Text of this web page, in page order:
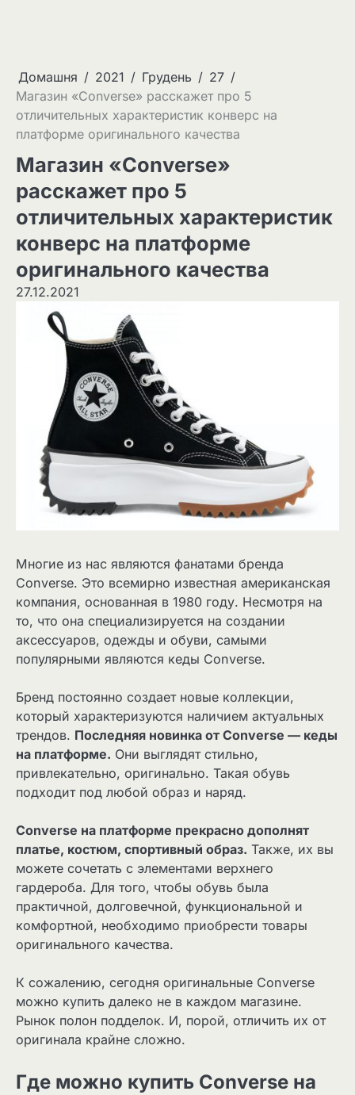
Домашня 2021 Грудень
27
Магазин «Converse» расскажет про 5
отличительных характеристик конверс на
платформе оригинального качества
Магазин «Converse»
расскажет про 5
отличительных характеристик
конверс на платформе
оригинального качества
27.12.2021
Многие из нас являются фанатами бренда
Converse. Это всемирно известная американская
компания, основанная в 1980 году. Несмотря на
то, что она специализируется на создании
аксессуаров, одежды и обуви, самыми
популярными являются кеды Converse.
Бренд постоянно создает новые коллекции,
который характеризуются наличием актуальных
трендов. Последняя новинка от Converse — кеды
на платформе. Они выглядят стильно,
привлекательно, оригинально. Такая обувь
подходит под любой образ и наряд.
Converse на платформе прекрасно дополнят
платье, костюм, спортивный образ. Также, их вы
можете сочетать с элементами верхнего
гардероба. Для того, чтобы обувь была
практичной, долговечной, функциональной и
комфортной, необходимо приобрести товары
оригинального качества.
К сожалению, сегодня оригинальные Converse
можно купить далеко не в каждом магазине.
Рынок полон подделок. И, порой, отличить их от
оригинала крайне сложно.
Где можно купить Converse на